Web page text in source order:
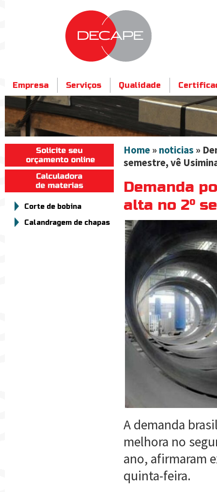
Empresa Serviços Qualidade
Contato
Corte de bobina
Calandragem de chapas
Home » noticias »
semestre, vê
Demanda
alta no 2º
A demanda
melhora no
ano, afirmaram
quinta-feira.